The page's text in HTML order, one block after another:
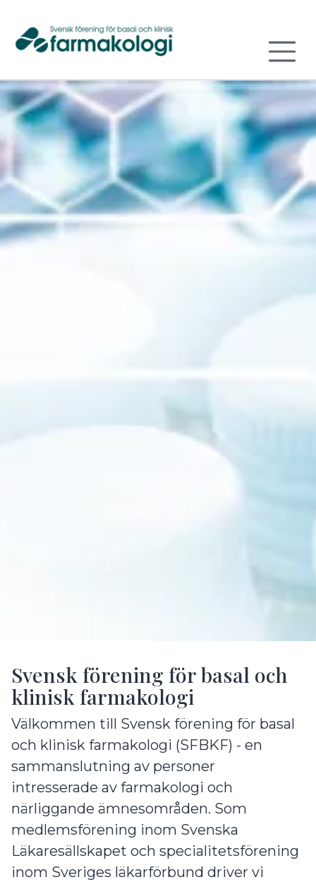
Svensk förening för basal och
klinisk farmakologi
Välkommen till Svensk förening för basal
och klinisk farmakologi (SFBKF) - en
sammanslutning av personer
intresserade av farmakologi och
närliggande ämnesområden. Som
medlemsförening inom Svenska
Läkaresällskapet och specialitetsförening
inom Sveriges läkarförbund driver vi